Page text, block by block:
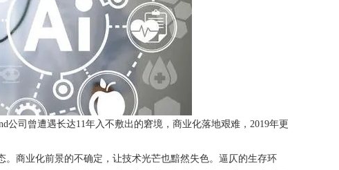
公司曾遭遇长达11年入不敷出的窘境，商业化落地艰难，2019年更
。商业化前景的不确定，让技术光芒也黯然失色。逼仄的生存环